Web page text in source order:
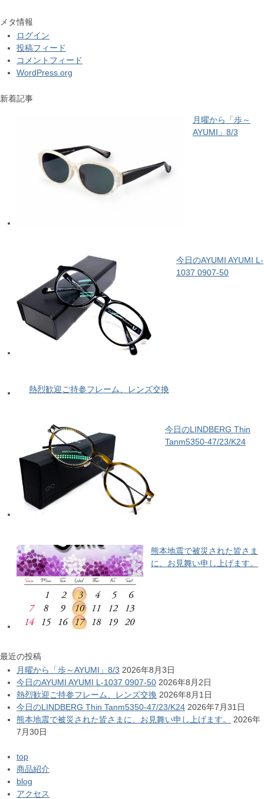
メタ情報
ログイン
投稿フィード
コメントフィード
WordPress.org
新着記事
月曜から「歩～
AYUMI」8/3
今日のAYUMI AYUMI L-
1037 0907-50
熱烈歓迎ご持参フレーム、レンズ交換
今日のLINDBERG Thin
Tanm5350-47/23/K24
熊本地震で被災された皆さま
に、お見舞い申し上げます。
最近の投稿
月曜から「歩～AYUMI」8/3 2026年8月3日
今日のAYUMI AYUMI L-1037 0907-50 2026年8月2日
熱烈歓迎ご持参フレーム、レンズ交換 2026年8月1日
今日のLINDBERG Thin Tanm5350-47/23/K24 2026年7月31日
熊本地震で被災された皆さまに、お見舞い申し上げます。
2026年
7月30日
top
商品紹介
blog
アクセス